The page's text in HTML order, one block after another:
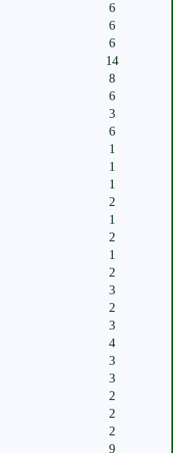
6
6
6
14
8
6
3
6
1
1
1
2
1
2
1
2
3
2
3
4
3
3
2
2
2
9